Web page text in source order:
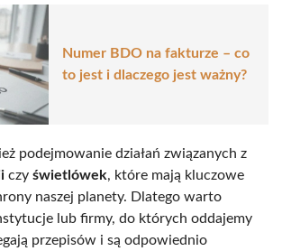
Numer BDO na fakturze – co
to jest i dlaczego jest ważny?
podejmowanie działań związanych z
czy świetlówek, które mają kluczowe
naszej planety. Dlatego warto
lub firmy, do których oddajemy
przepisów i są odpowiednio